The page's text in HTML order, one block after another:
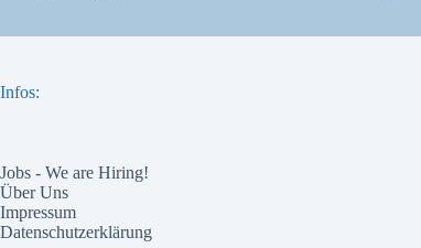
Infos:
Jobs - We are Hiring!
Über Uns
Impressum
Datenschutzerklärung